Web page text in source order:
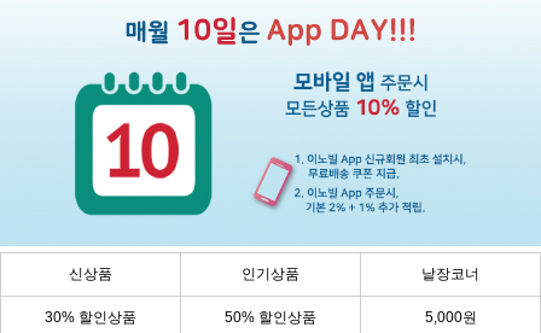
신상품 인기상품 낱장코너
30% 할인상품 50% 할인상품 5,000원